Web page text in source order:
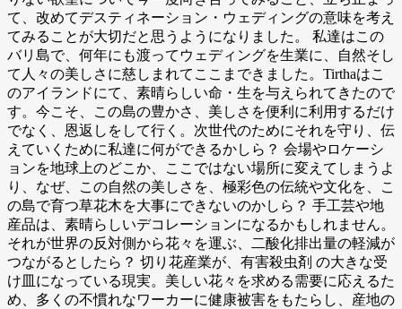
て、改めてデスティネーション・ウェディングの意味を考え
てみることが大切だと思うようになりました。 私達はこの
バリ島で、何年にも渡ってウェディングを生業に、自然そし
て人々の美しさに慈しまれてここまできました。Tirthaはこ
のアイランドにて、素晴らしい命・生を与えられてきたので
す。今こそ、この島の豊かさ、美しさを便利に利用するだけ
でなく、恩返しをして行く。次世代のためにそれを守り、伝
えていくために私達に何ができるかしら？ 会場やロケーシ
ョンを地球上のどこか、ここではない場所に変えてしまうよ
り、なぜ、この自然の美しさを、極彩色の伝統や文化を、こ
の島で育つ草花木を大事にできないのかしら？ 手工芸や地
産品は、素晴らしいデコレーションになるかもしれません。
それが世界の反対側から花々を運ぶ、二酸化排出量の軽減が
つながるとしたら？ 切り花産業が、有害殺虫剤 の大きな受
け皿になっている現実。美しい花々を求める需要に応えるた
め、多くの不慣れなワーカーに健康被害をもたらし、産地の